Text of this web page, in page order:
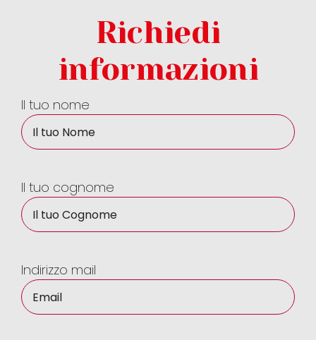
Richiedi
informazioni
Il tuo nome
Il tuo cognome
Indirizzo mail